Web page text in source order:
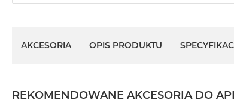
AKCESORIA OPIS PRODUKTU
REKOMENDOWANE AKCESORIA DO